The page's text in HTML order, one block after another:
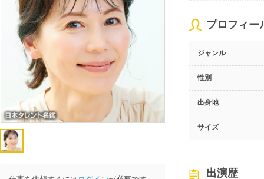
プロフィー
ジャンル
性別
出身地
サイズ
出演歴